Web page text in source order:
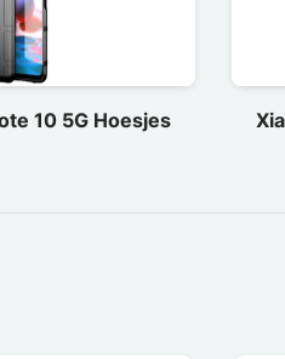
10 5G Hoesjes